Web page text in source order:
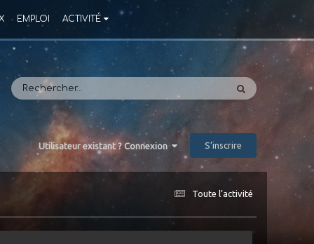
EMPLOI ACTIVITÉ
Utilisateur existant ? Connexion S’inscrire
Toute l’activité